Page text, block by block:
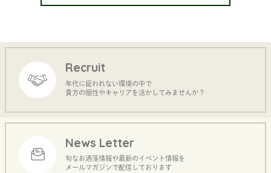
Recruit
年代に捉われない環境の中で
貴方の個性やキャリアを活かしてみませんか？
News Letter
旬なお洒落情報や最新のイベント情報を
メールマガジンで配信しております